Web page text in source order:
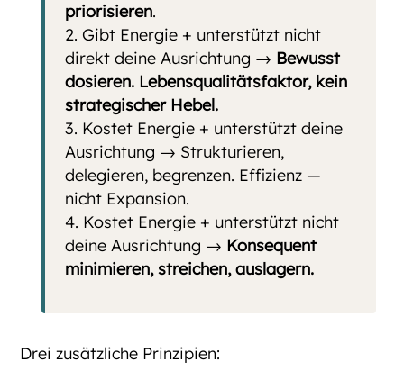
priorisieren.
Gibt Energie + unterstützt nicht
direkt deine Ausrichtung → Bewusst
dosieren. Lebensqualitätsfaktor, kein
strategischer Hebel.
Kostet Energie + unterstützt deine
Ausrichtung → Strukturieren,
delegieren, begrenzen. Effizienz —
nicht Expansion.
Kostet Energie + unterstützt nicht
deine Ausrichtung → Konsequent
minimieren, streichen, auslagern.
Drei zusätzliche Prinzipien: